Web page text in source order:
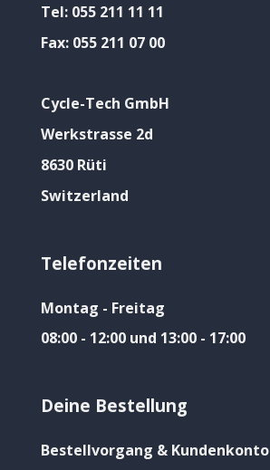
Tel: 055 211 11 11
Fax: 055 211 07 00
Cycle-Tech GmbH
Werkstrasse 2d
8630 Rüti
Switzerland
Telefonzeiten
Montag - Freitag
08:00 - 12:00 und 13:00 - 17:00
Deine Bestellung
Bestellvorgang & Kundenkonto